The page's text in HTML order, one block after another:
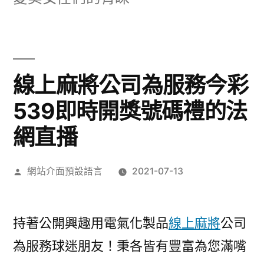
線上麻將公司為服務今彩
539即時開獎號碼禮的法
網直播
作
網站介面預設語言 2021-07-13
持著公開興趣用電氣化製品線上麻將公司
為服務球迷朋友！秉各皆有豐富為您滿嘴